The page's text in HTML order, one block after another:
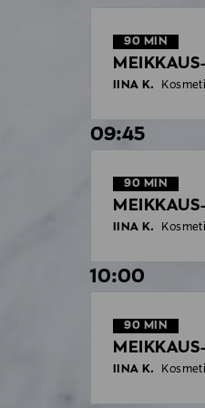
90 MIN
IINA K.
09:45
90 MIN
IINA K.
10:00
90 MIN
IINA K.